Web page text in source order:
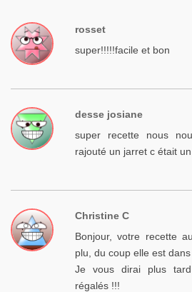
rosset
super!!!!!facile et bon
desse josiane
super recette nous
rajouté un jarret c était
Christine C
Bonjour, votre recette
plu, du coup elle est
Je vous dirai plus
régalés !!!